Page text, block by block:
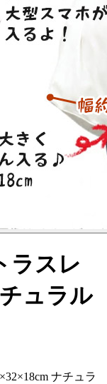
ラスレ
ュラル
ナチュラ